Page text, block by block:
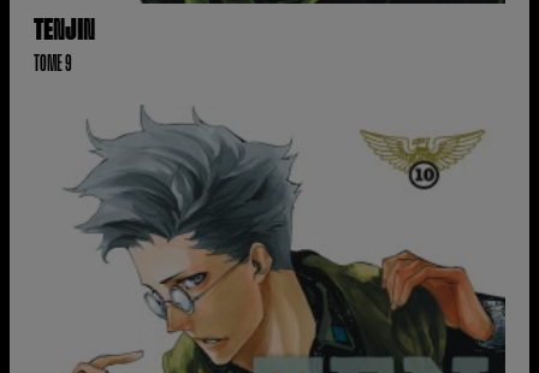
TENJIN
TOME 9